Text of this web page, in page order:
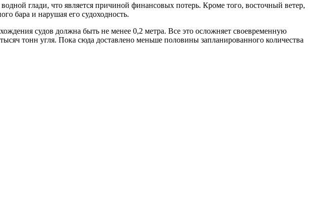
глади, что является причиной финансовых потерь. Кроме того, восточный ветер,
бара и нарушая его судоходность.
судов должна быть не менее 0,2 метра. Все это осложняет своевременную
тонн угля. Пока сюда доставлено меньше половины запланированного количества